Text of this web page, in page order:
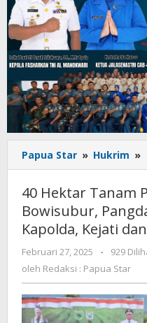
Papua Star » Hukrim »
40 Hektar Tanam
Bowisubur,
Kapolda, Kejati
Februari 27, 2025
oleh
Redaksi
Star
-
929
oleh Redaksi : Papua Star